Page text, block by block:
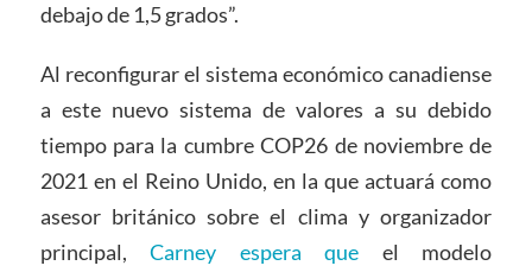
debajo de 1,5 grados”.
Al reconfigurar el sistema económico canadiense
a este nuevo sistema de valores a su debido
tiempo para la cumbre COP26 de noviembre de
2021 en el Reino Unido, en la que actuará como
asesor británico sobre el clima y organizador
principal,Carney espera que el modelo